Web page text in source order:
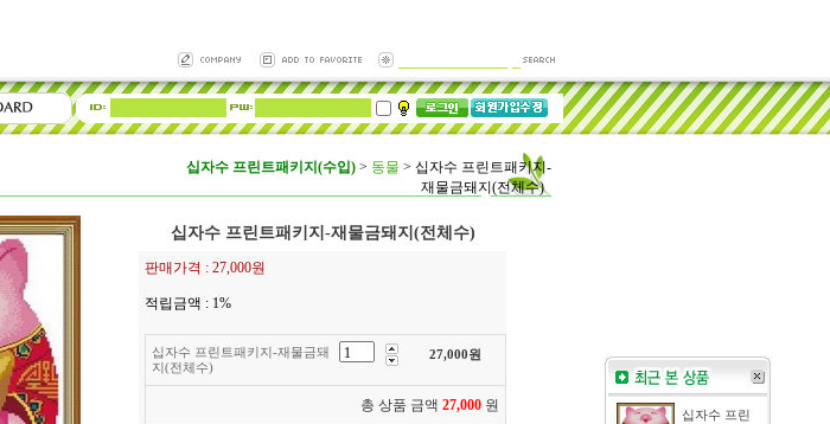
십자수 프린트패키지(수입) > 동물 > 십자수 프린트패키지-
재물금돼지(전체수)
십자수 프린트패키지-재물금돼지(전체수)
판매가격 : 27,000원
적립금액 : 1%
십자수 프린트패키지-재물금돼
지(전체수)
27,000원
총 상품 금액 27,000 원
십자수 프린